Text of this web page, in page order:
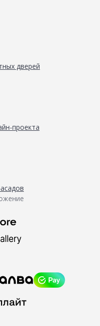
дверей
проекта